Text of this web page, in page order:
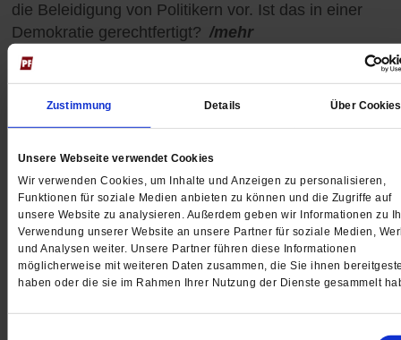
Zustimmung Details Über Cookies
Unsere Webseite verwendet Cookies
Wir verwenden Cookies, um Inhalte und Anzeigen zu personalisieren,
Funktionen für soziale Medien anbieten zu können und die Zugriffe auf
unsere Website zu analysieren. Außerdem geben wir Informationen zu
Verwendung unserer Website an unsere Partner für soziale Medien,
und Analysen weiter. Unsere Partner führen diese Informationen
möglicherweise mit weiteren Daten zusammen, die Sie ihnen
haben oder die sie im Rahmen Ihrer Nutzung der Dienste gesammelt
die Beleidigung von Politikern vor. Ist das in einer
Demokratie gerechtfertigt? /mehr
5 Kommentare